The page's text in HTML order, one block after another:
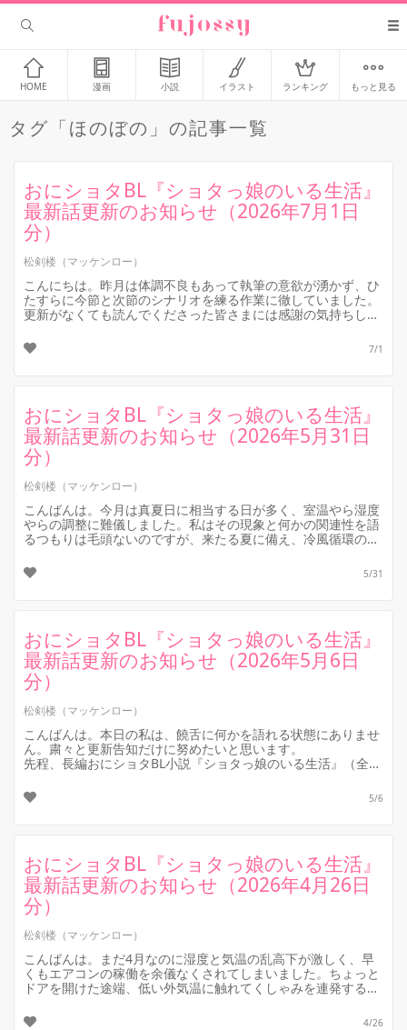
HOME 漫画 小説 イラスト ランキング もっと見る
タグ「ほのぼの」の記事一覧
おにショタBL『ショタっ娘のいる生活』
最新話更新のお知らせ（2026年7月1日
分）
松剣楼（マッケンロー）
こんにちは。昨月は体調不良もあって執筆の意欲が湧かず、ひ
たすらに今節と次節のシナリオを練る作業に徹していました。
更新がなくても読んでくださった皆さまには感謝の気持ちしか
本題です。...
7/1
おにショタBL『ショタっ娘のいる生活』
最新話更新のお知らせ（2026年5月31日
分）
松剣楼（マッケンロー）
こんばんは。今月は真夏日に相当する日が多く、室温やら湿度
やらの調整に難儀しました。私はその現象と何かの関連性を語
るつもりは毛頭ないのですが、来たる夏に備え、冷風循環のた
5/31
おにショタBL『ショタっ娘のいる生活』
最新話更新のお知らせ（2026年5月6日
分）
松剣楼（マッケンロー）
こんばんは。本日の私は、饒舌に何かを語れる状態にありませ
ん。粛々と更新告知だけに努めたいと思います。
先程、長編おにショタBL小説『ショタっ娘のいる生活』（全年
5/6
おにショタBL『ショタっ娘のいる生活』
最新話更新のお知らせ（2026年4月26日
分）
松剣楼（マッケンロー）
こんばんは。まだ4月なのに湿度と気温の乱高下が激しく、早
くもエアコンの稼働を余儀なくされてしまいました。ちょっと
ドアを開けた途端、低い外気温に触れてくしゃみを連発する体
4/26